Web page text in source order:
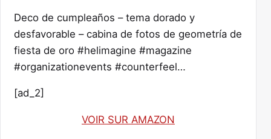
Deco de cumpleaños – tema dorado y
desfavorable – cabina de fotos de geometría de
fiesta de oro #helimagine #magazine
#organizationevents #counterfeel…
[ad_2]
VOIR SUR AMAZON